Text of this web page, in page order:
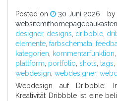
Posted on 30 Juni 2026
by
designer, designs dribbble
elemente farbschemata
kategorien
kommentarfunktion
plattform portfolio shots tags
webdesign webdesigner,
Webdesign auf Dribbble:
Kreativität Dribbble ist eine